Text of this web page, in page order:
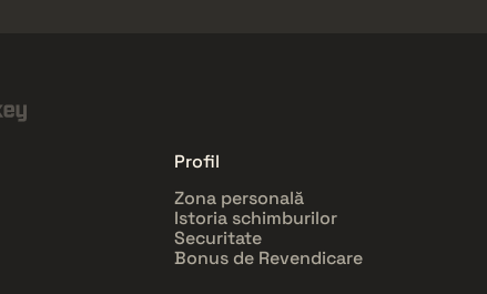
Profil
Zona personală
Istoria schimburilor
Securitate
Bonus de Revendicare